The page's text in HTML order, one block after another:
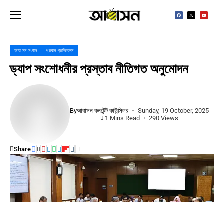
আবাসন সংবাদ প্রধান প্রতিবেদন
ড্যাপ সংশোধনীর প্রস্তাব নীতিগত অনুমোদন
Byআবাসন কনটেন্ট কাউন্সিলর
Sunday, 19 October, 2025
1 Mins Read
290 Views
Share